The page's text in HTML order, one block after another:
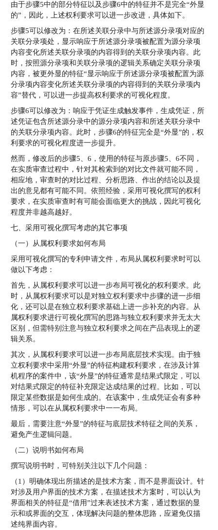
由于步骤5中的部分特征以及步骤6中的特征并不是完全“外显
的”，因此，上述权利要求可以进一步改进，具体如下。
步骤5可以修改为：在所述关联分录中与所述源分录项对应的
关联分录项处，显示响应于所述源分录项被配置为源分录项
内容变化所述关联分录项的内容得到的关联分录项内容。此
时，按照源分录项和关联分录项的逻辑关系确定关联分录项
内容，被更外显的特征“显示响应于所述源分录项被配置为源
分录项内容变化所述关联分录项的内容得到的关联分录项内
容”替代，可以进一步提高权利要求的可视化程度。
步骤6可以修改为：响应于凭证生成触发事件，生成凭证，所
述凭证包含所述源分录中的源分录项内容和所述关联分录中
的关联分录项内容。此时，步骤6的特征完全是“外显”的，权
利要求的可视化程度进一步提升。
然而，修改后的步骤5、6，使用的特征与原步骤5、6不同，
在实质审查过程中，针对其检索到的对比文件就可能不同，
相应地，审查时的对比过程、分析思路、作出的结论以及提
出的意见都有可能不同。依照经验，采用可视化撰写的权利
要求，在实质审查时有可能会面临更大的挑战，因此可视化
程度并非越高越好。
七、采用可视化撰写考虑的其它事项
（一）从属权利要求如何布局
采用可视化撰写的专利申请文件，布局从属权利要求时可以
做以下考虑：
首先，从属权利要求可以进一步布局可视化的权利要求。此
时，从属权利要求可以是对独立权利要求中步骤的进一步细
化，还可以是在独立权利要求基础上进一步补充的内容。从
属权利要求进行可视化撰写的思路与独立权利要求并无太大
区别，但需特别注意与独立权利要求之间在产品表现上的逻
辑关系。
其次，从属权利要求可以进一步布局底层技术实现。由于独
立权利要求中采用“外显”的特征构建权利要求，在涉及计算
机程序的案件中，该“外显”的特征通常是结果式限定，可以
对结果式限定的特征补充限定达成结果的过程。比如，可以
限定某些数据是如何生成的。在该案中，生成凭证会有多种
情形，可以在从属权利要求中一一布局。
最后，需要注意“外显”的特征与底层技术特征之间的关系，
避免产生逻辑问题。
（二）说明书如何布局
撰写说明书时，可特别关注以下几个问题：
（1）明确体现出所描述的是技术方案，而不是界面设计。针
对涉及用户界面的技术方案，在描述技术方案时，可以认为
界面相关的特征是“借用”过来表述技术方案，通过数据的显
示和或界面的交互，体现解决问题的整体思路，应避免仅描
述纯界面内容。